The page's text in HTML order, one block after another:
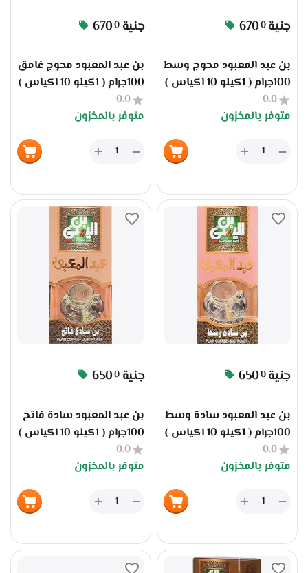
6700 جنية
بن عبد المعبود محوج وسط
100جرام ( 1كيلو 10 اكياس )
0.0
متوفر بالمخزون
+ −
6700 جنية
بن عبد المعبود محوج غامق
100جرام ( 1كيلو 10 اكياس )
0.0
متوفر بالمخزون
+ −
6500 جنية
بن عبد المعبود سادة وسط
100جرام ( 1كيلو 10 اكياس )
0.0
متوفر بالمخزون
+ −
6500 جنية
بن عبد المعبود سادة فاتح
100جرام ( 1كيلو 10 اكياس )
0.0
متوفر بالمخزون
+ −